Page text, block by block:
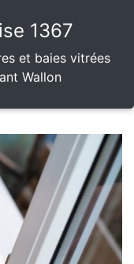
1367
et baies vitrées
Wallon